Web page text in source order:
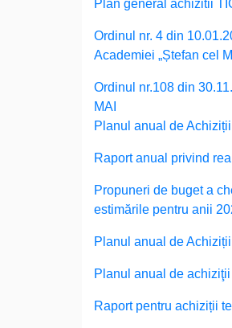
Plan general achizitii
Ordinul nr. 4 din
Academiei „Ștefan cel
Ordinul nr.108 din
MAI
Planul anual de
Raport anual privind
Propuneri de buget a
estimările pentru anii
Planul anual de
Planul anual de
Raport pentru achiziții